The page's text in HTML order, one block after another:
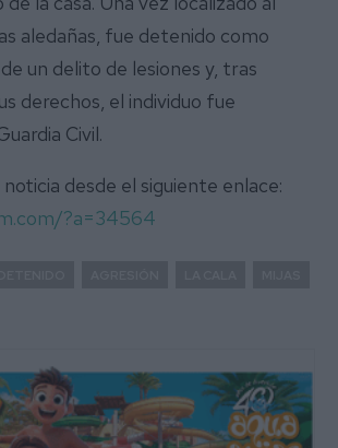
aledañas, fue detenido como
un delito de lesiones y, tras
derechos, el individuo fue
Civil.
desde el siguiente enlace:
?a=34564